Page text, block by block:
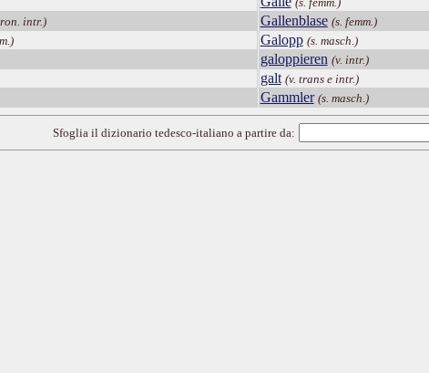
intr.) Gallenblase (s. femm.)
Galopp (s. masch.)
galoppieren (v. intr.)
galt (v. trans e intr.)
Gammler (s. masch.)
Sfoglia il dizionario tedesco-italiano a partire da: